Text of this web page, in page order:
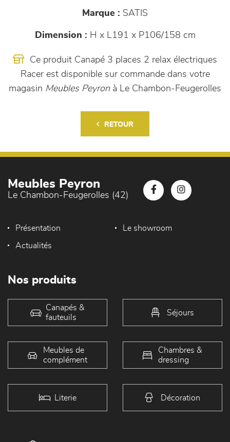
Marque : SATIS
Dimension : H x L191 x P106/158 cm
Ce produit Canapé 3 places 2 relax électriques
Racer est disponible sur commande dans votre
magasin Meubles Peyronà Le Chambon-Feugerolles
RETOUR
Meubles Peyron
Le Chambon-Feugerolles (42)
Présentation Le showroom
Actualités
Nos produits
Canapés &
fauteuils
Séjours
Meubles de
complément
Chambres &
dressing
Literie Décoration